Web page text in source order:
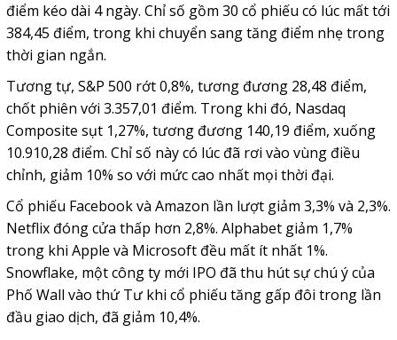
điểm kéo dài 4 ngày. Chỉ số gồm 30 cổ phiếu có lúc mất tới
384,45 điểm, trong khi chuyển sang tăng điểm nhẹ trong
thời gian ngắn.
Tương tự, S&P 500 rớt 0,8%, tương đương 28,48 điểm,
chốt phiên với 3.357,01 điểm. Trong khi đó, Nasdaq
Composite sụt 1,27%, tương đương 140,19 điểm, xuống
10.910,28 điểm. Chỉ số này có lúc đã rơi vào vùng điều
chỉnh, giảm 10% so với mức cao nhất mọi thời đại.
Cổ phiếu Facebook và Amazon lần lượt giảm 3,3% và 2,3%.
Netflix đóng cửa thấp hơn 2,8%. Alphabet giảm 1,7%
trong khi Apple và Microsoft đều mất ít nhất 1%.
Snowflake, một công ty mới IPO đã thu hút sự chú ý của
Phố Wall vào thứ Tư khi cổ phiếu tăng gấp đôi trong lần
đầu giao dịch, đã giảm 10,4%.